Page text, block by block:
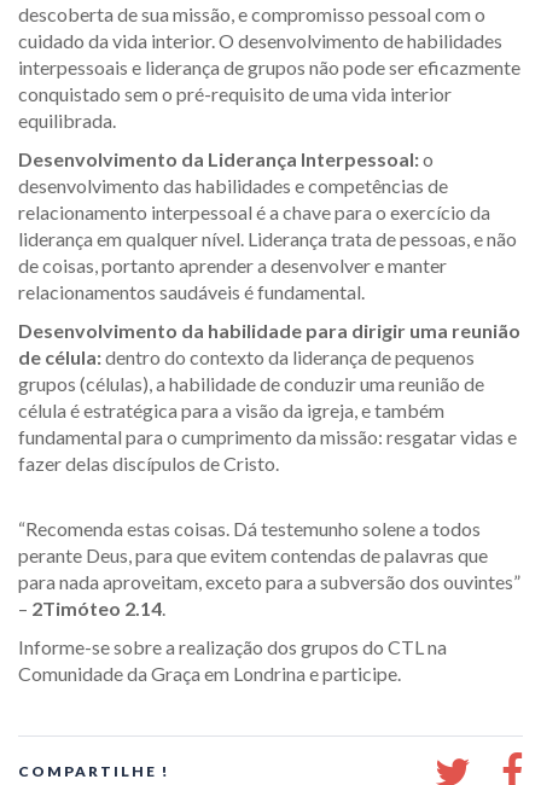
descoberta de sua missão, e compromisso pessoal com o
cuidado da vida interior. O desenvolvimento de habilidades
interpessoais e liderança de grupos não pode ser eficazmente
conquistado sem o pré-requisito de uma vida interior
equilibrada.
Desenvolvimento da Liderança Interpessoal:o
desenvolvimento das habilidades e competências de
relacionamento interpessoal é a chave para o exercício da
liderança em qualquer nível. Liderança trata de pessoas, e não
de coisas, portanto aprender a desenvolver e manter
relacionamentos saudáveis é fundamental.
Desenvolvimento da habilidade para dirigir uma reunião
de célula:dentro do contexto da liderança de pequenos
grupos (células), a habilidade de conduzir uma reunião de
célula é estratégica para a visão da igreja, e também
fundamental para o cumprimento da missão: resgatar vidas e
fazer delas discípulos de Cristo.
“Recomenda estas coisas. Dá testemunho solene a todos
perante Deus, para que evitem contendas de palavras que
para nada aproveitam, exceto para a subversão dos ouvintes”
– 2Timóteo 2.14.
Informe-se sobre a realização dos grupos do CTL na
Comunidade da Graça em Londrina e participe.
COMPARTILHE !